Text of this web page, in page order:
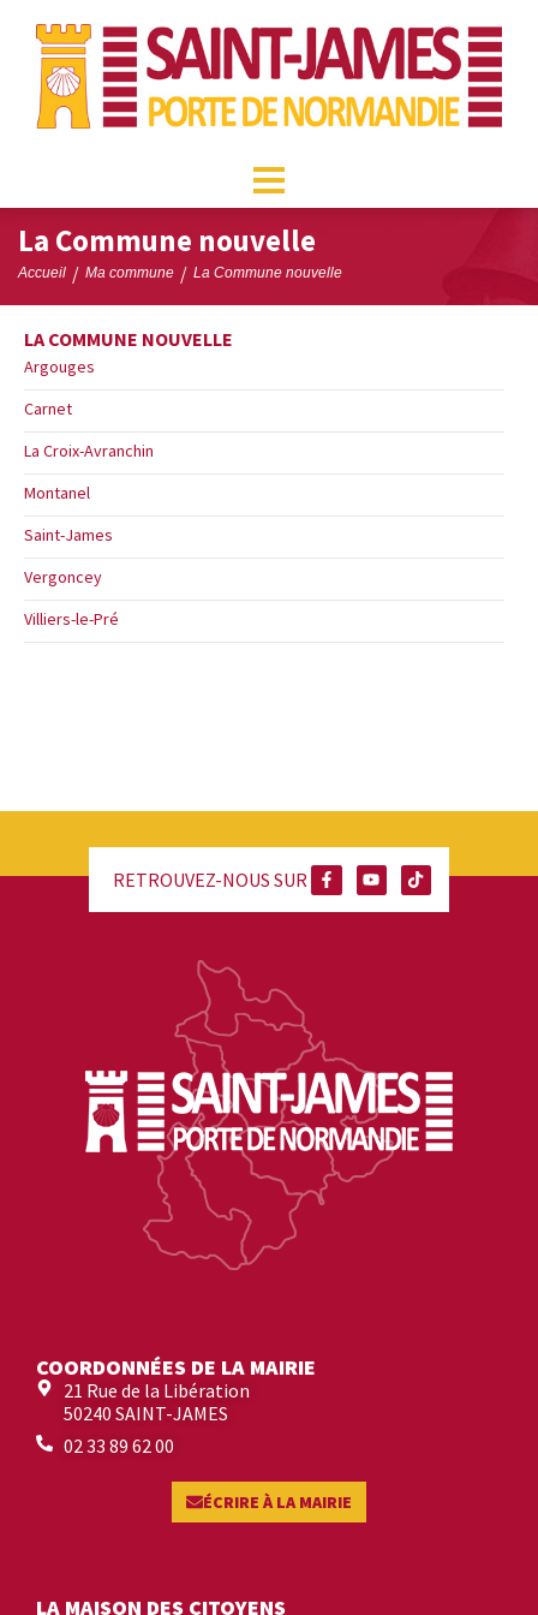
La Commune nouvelle
Accueil / Ma commune / La Commune nouvelle
LA COMMUNE NOUVELLE
Argouges
Carnet
La Croix-Avranchin
Montanel
Saint-James
Vergoncey
Villiers-le-Pré
RETROUVEZ-NOUS SUR :
COORDONNÉES DE LA MAIRIE
21 Rue de la Libération
50240 SAINT-JAMES
02 33 89 62 00
ÉCRIRE À LA MAIRIE
LA MAISON DES CITOYENS